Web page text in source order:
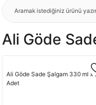
Ali Göde
Ali Göde Sade Şalgam 330 ml x
Adet